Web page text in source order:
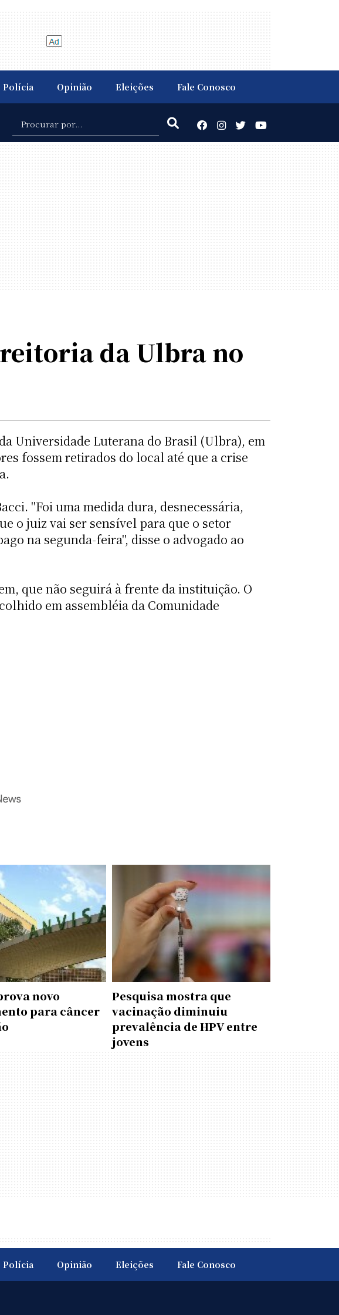
Polícia Opinião Eleições Fale Conosco
da Ulbra no
Universidade Luterana do Brasil (Ulbra), em
fossem retirados do local até que a crise
"Foi uma medida dura, desnecessária,
o juiz vai ser sensível para que o setor
na segunda-feira", disse o advogado ao
que não seguirá à frente da instituição. O
em assembléia da Comunidade
novo
para câncer
Pesquisa mostra que
vacinação diminuiu
prevalência de HPV entre
jovens
Polícia Opinião Eleições Fale Conosco